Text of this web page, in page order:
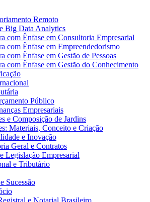
Remoto
Big Data Analytics
com Ênfase em Consultoria Empresarial
com Ênfase em Empreendedorismo
com Ênfase em Gestão de Pessoas
com Ênfase em Gestão do Conhecimento
Público
Empresariais
e Composição de Jardins
Materiais, Conceito e Criação
e Inovação
Geral e Contratos
Legislação Empresarial
e Tributário
Sucessão
e Notarial Brasileiro